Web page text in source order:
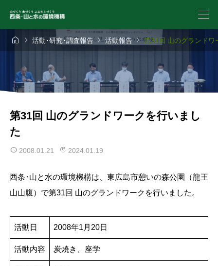
  活動･研究･調査報告活動報告第31回 山のグランドワ
第31回 山のグランドワークを行いまし
た
2008.01.21 2024.01.19
西条･山と水の環境機構は、東広島市憩いの森公園（龍王
山山腹）で第31回 山のグランドワークを行いました。
活動日 2008年1月20日
活動内容 炭焼き、座学